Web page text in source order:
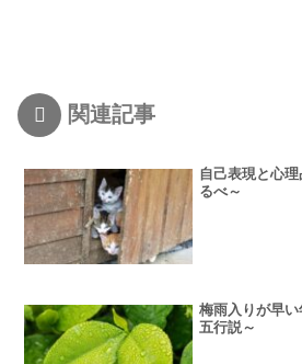
関連記事
自己表現と心
るべ～
梅雨入りが早
五行説～